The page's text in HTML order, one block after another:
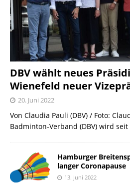
DBV wählt neues
Wienefeld neuer
20. Juni 2022
Von Claudia Pauli (DBV) / Foto:
Badminton-Verband (DBV) wird seit
Hamburger
langer Coronapause
13. Juni 2022